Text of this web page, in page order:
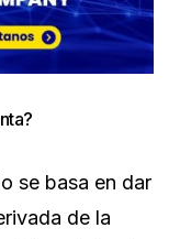
se basa en dar
de la